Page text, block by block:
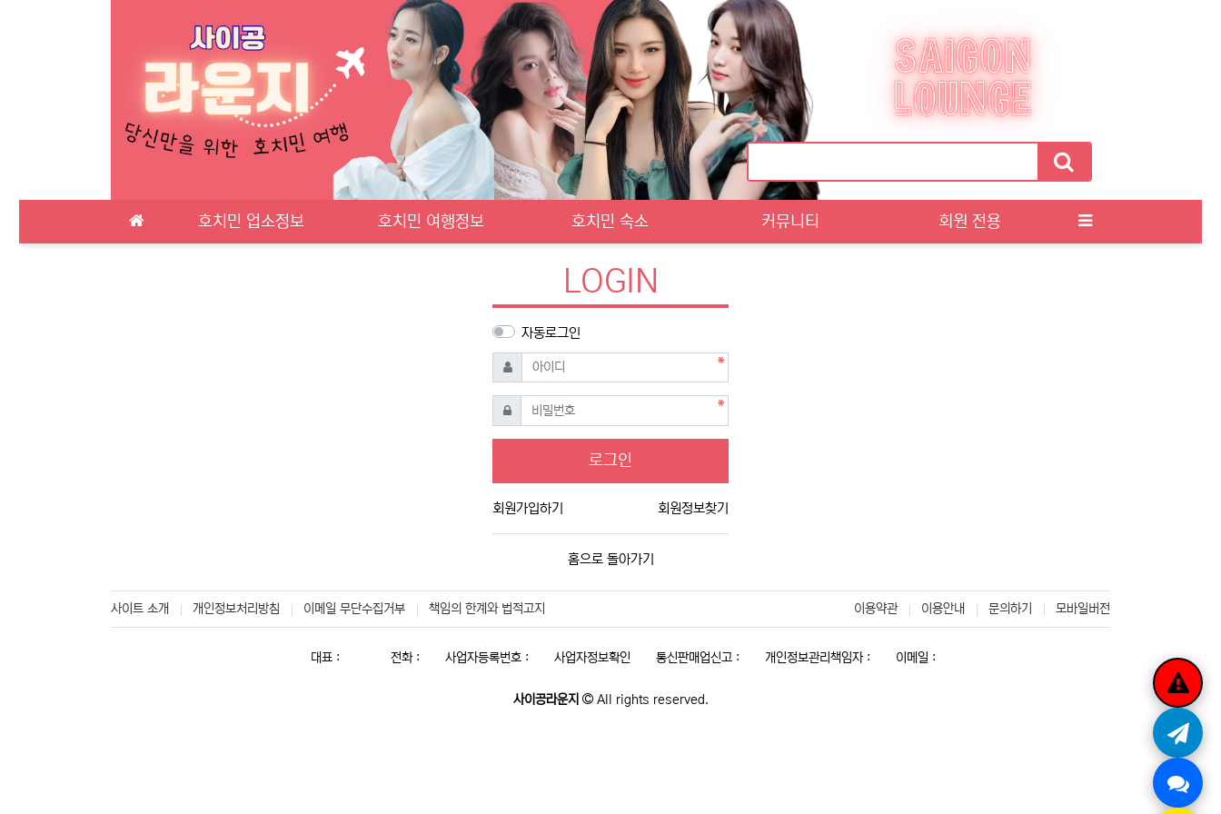
호치민 업소정보 호치민 여행정보 호치민 숙소 커뮤니티 회원 전용
LOGIN
자동로그인
아이디
필수
비밀번호필수
로그인
회원가입하기 회원정보찾기
홈으로 돌아가기
사이트 소개 개인정보처리방침 이메일 무단수집거부 책임의 한계와 법적고지 이용약관 이용안내 문의하기 모바일버전
대표 : 전화 : 사업자등록번호 : 사업자정보확인 통신판매업신고 : 개인정보관리책임자 : 이메일 :
사이공라운지 All rights reserved.